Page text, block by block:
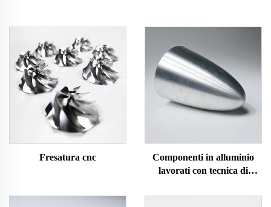
Fresatura cnc
Componenti in alluminio
lavorati con tecnica di